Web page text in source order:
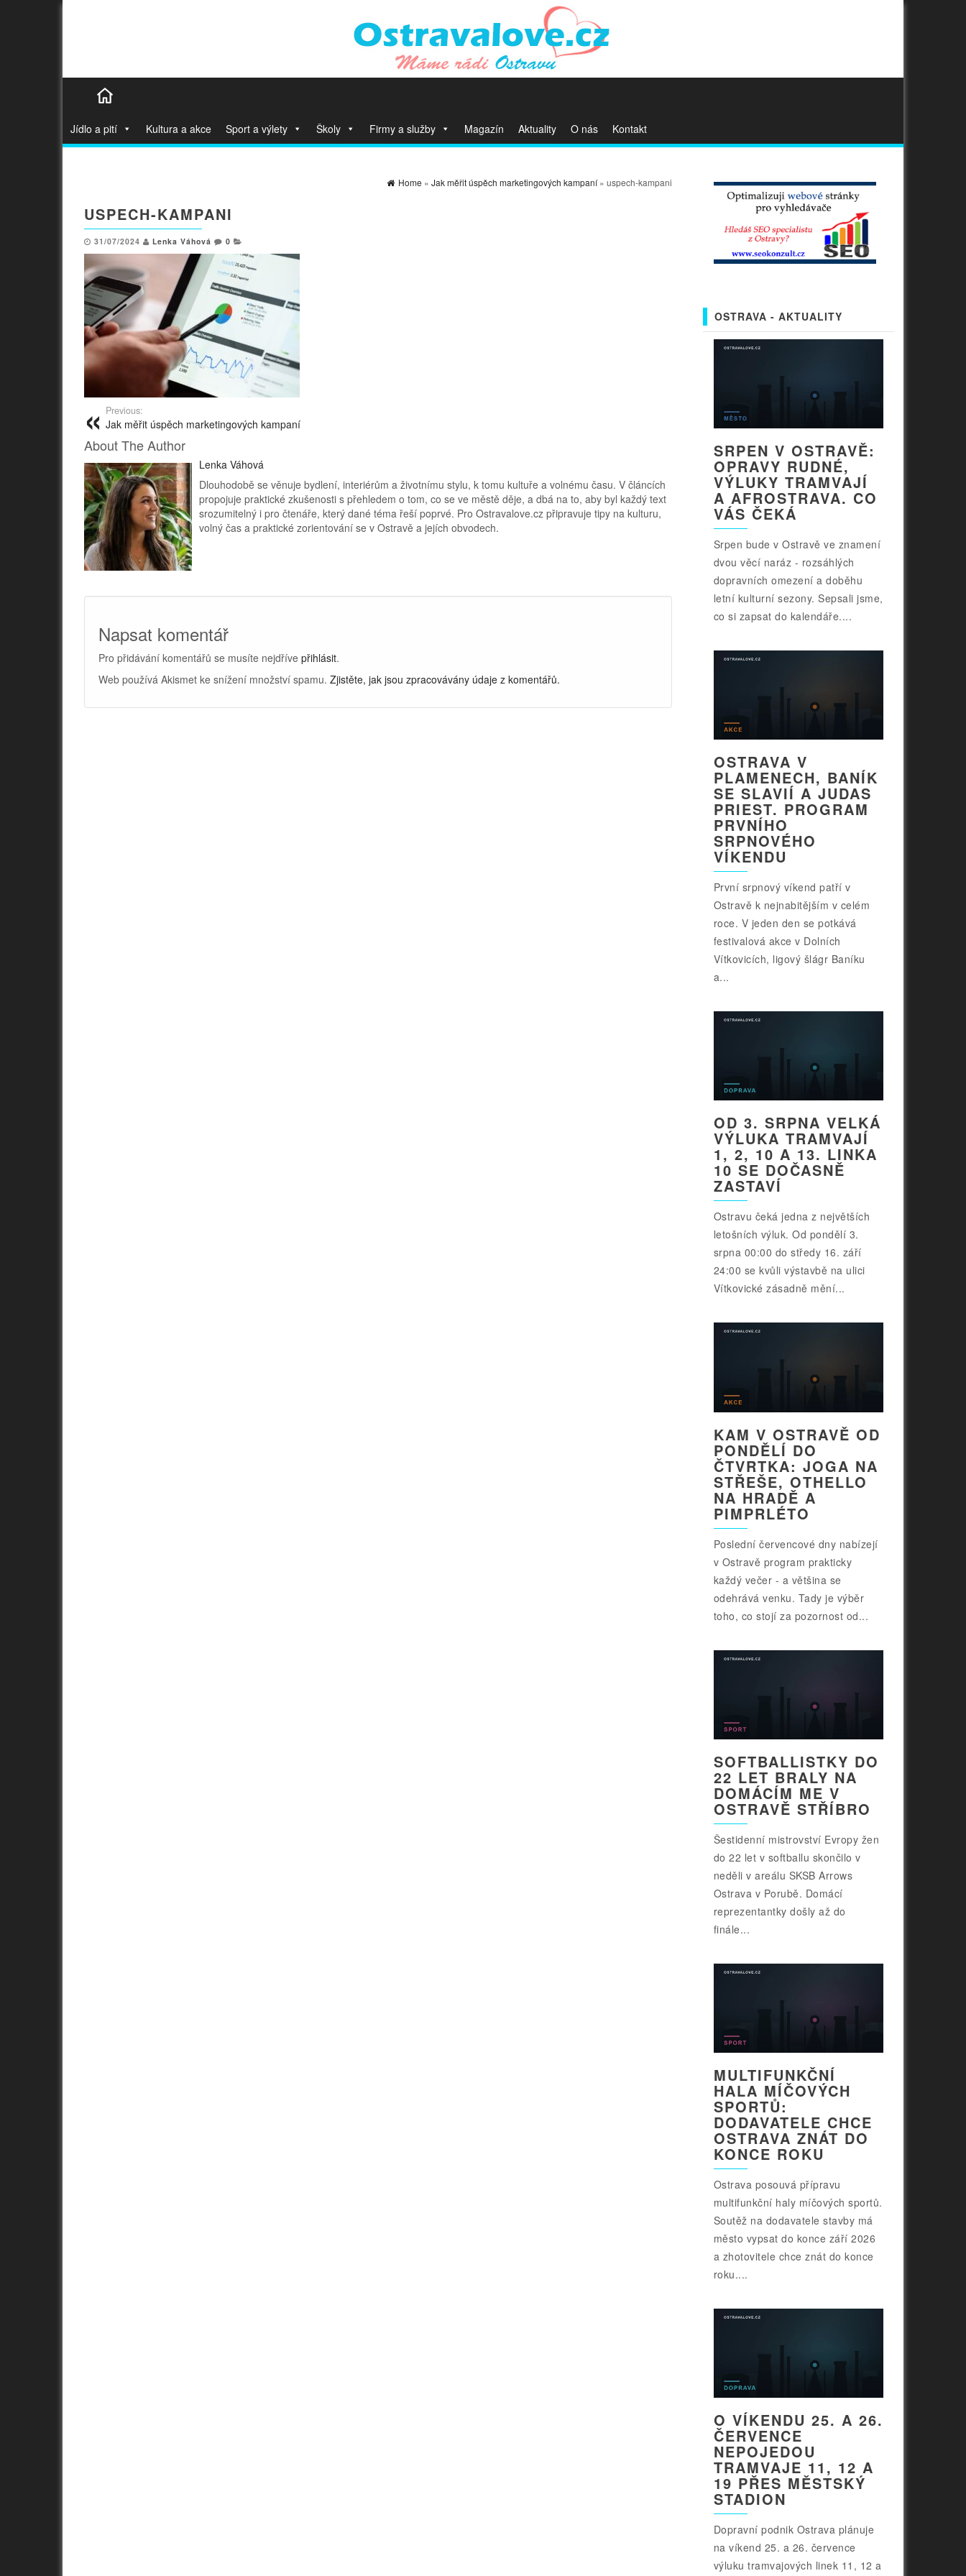
Jídlo a pití Kultura a akce Sport a výlety Školy Firmy a služby Magazín Aktuality O nás Kontakt
Home » Jak měřit úspěch marketingových kampaní» uspech-kampani
USPECH-KAMPANI
31/07/2024 Lenka Váhová 0
Previous:
Jak měřit úspěch marketingových kampaní
About The Author
Lenka Váhová
Dlouhodobě se věnuje bydlení, interiérům a životnímu stylu, k tomu kultuře a volnému času. V článcích
propojuje praktické zkušenosti s přehledem o tom, co se ve městě děje, a dbá na to, aby byl každý text
srozumitelný i pro čtenáře, který dané téma řeší poprvé. Pro Ostravalove.cz připravuje tipy na kulturu,
volný čas a praktické zorientování se v Ostravě a jejích obvodech.
Napsat komentář
Pro přidávání komentářů se musíte nejdříve přihlásit.
Web používá Akismet ke snížení množství spamu. Zjistěte, jak jsou zpracovávány údaje z komentářů.
OSTRAVA - AKTUALITY
SRPEN V OSTRAVĚ:
OPRAVY RUDNÉ,
VÝLUKY TRAMVAJÍ
A AFROSTRAVA. CO
VÁS ČEKÁ
Srpen bude v Ostravě ve znamení
dvou věcí naráz - rozsáhlých
dopravních omezení a doběhu
letní kulturní sezony. Sepsali jsme,
co si zapsat do kalendáře....
OSTRAVA V
PLAMENECH, BANÍK
SE SLAVIÍ A JUDAS
PRIEST. PROGRAM
PRVNÍHO
SRPNOVÉHO
VÍKENDU
První srpnový víkend patří v
Ostravě k nejnabitějším v celém
roce. V jeden den se potkává
festivalová akce v Dolních
Vítkovicích, ligový šlágr Baníku
a...
OD 3. SRPNA VELKÁ
VÝLUKA TRAMVAJÍ
1, 2, 10 A 13. LINKA
10 SE DOČASNĚ
ZASTAVÍ
Ostravu čeká jedna z největších
letošních výluk. Od pondělí 3.
srpna 00:00 do středy 16. září
24:00 se kvůli výstavbě na ulici
Vítkovické zásadně mění...
KAM V OSTRAVĚ OD
PONDĚLÍ DO
ČTVRTKA: JOGA NA
STŘEŠE, OTHELLO
NA HRADĚ A
PIMPRLÉTO
Poslední červencové dny nabízejí
v Ostravě program prakticky
každý večer - a většina se
odehrává venku. Tady je výběr
toho, co stojí za pozornost od...
SOFTBALLISTKY DO
22 LET BRALY NA
DOMÁCÍM ME V
OSTRAVĚ STŘÍBRO
Šestidenní mistrovství Evropy žen
do 22 let v softballu skončilo v
neděli v areálu SKSB Arrows
Ostrava v Porubě. Domácí
reprezentantky došly až do
finále...
MULTIFUNKČNÍ
HALA MÍČOVÝCH
SPORTŮ:
DODAVATELE CHCE
OSTRAVA ZNÁT DO
KONCE ROKU
Ostrava posouvá přípravu
multifunkční haly míčových sportů.
Soutěž na dodavatele stavby má
město vypsat do konce září 2026
a zhotovitele chce znát do konce
roku....
O VÍKENDU 25. A 26.
ČERVENCE
NEPOJEDOU
TRAMVAJE 11, 12 A
19 PŘES MĚSTSKÝ
STADION
Dopravní podnik Ostrava plánuje
na víkend 25. a 26. července
výluku tramvajových linek 11, 12 a